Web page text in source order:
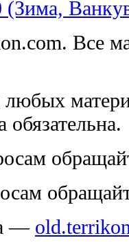
Все
обязательна.
—